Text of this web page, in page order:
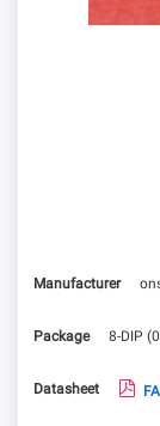
Manufacturer
Package 8-DIP
Datasheet